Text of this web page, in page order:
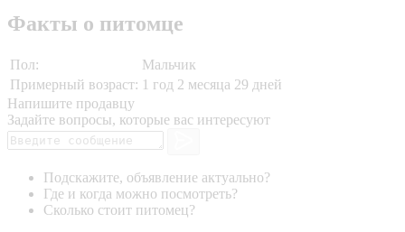
Факты о питомце
Пол:
Мальчик
Примерный возраст: 1 год 2 месяца 29 дней
Напишите продавцу
Задайте вопросы, которые вас интересуют
Подскажите, объявление актуально?
Где и когда можно посмотреть?
Сколько стоит питомец?